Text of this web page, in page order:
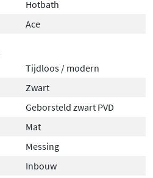
Hotbath
Ace
Tijdloos / modern
Zwart
Geborsteld zwart PVD
Mat
Messing
Inbouw